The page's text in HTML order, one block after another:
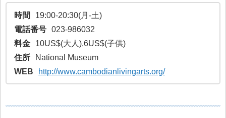
時間
19:00-20:30(月-土)
電話番号 023-986032
料金
10US$(大人),6US$(子供)
住所
National Museum
WEB
http://www.cambodianlivingarts.org/